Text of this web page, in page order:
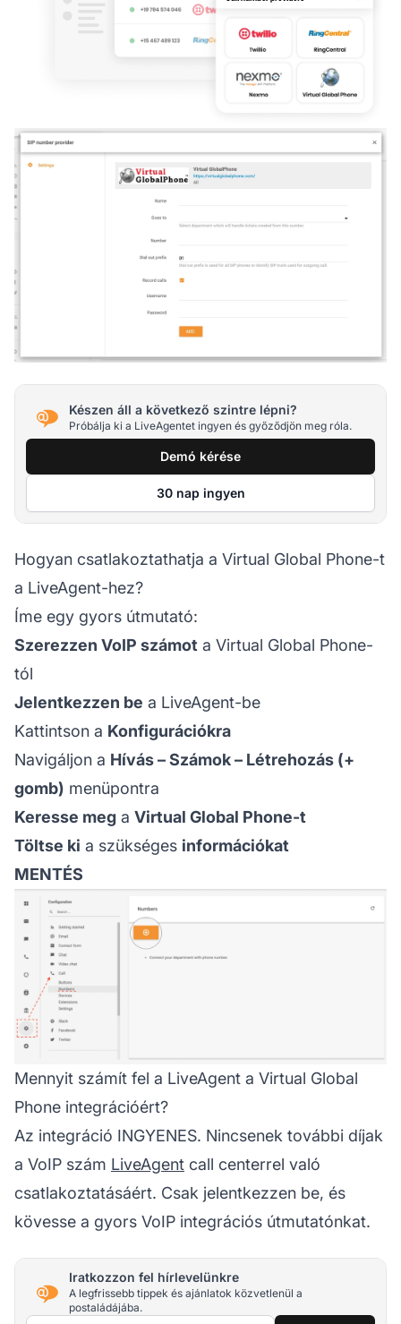
Készen áll a következő szintre lépni?
Próbálja ki a LiveAgentet ingyen és győződjön meg róla.
Demó kérése
30 nap ingyen
Hogyan csatlakoztathatja a Virtual Global Phone-t
a LiveAgent-hez?
Íme egy gyors útmutató:
Szerezzen VoIP számot a Virtual Global Phone-
tól
Jelentkezzen be a LiveAgent-be
Kattintson a Konfigurációkra
Navigáljon a Hívás – Számok – Létrehozás (+
gomb) menüpontra
Keresse meg a Virtual Global Phone-t
Töltse ki a szükséges információkat
MENTÉS
Mennyit számít fel a LiveAgent a Virtual Global
Phone integrációért?
Az integráció INGYENES. Nincsenek további díjak
a VoIP szám LiveAgent call centerrel való
csatlakoztatásáért. Csak jelentkezzen be, és
kövesse a gyors VoIP integrációs útmutatónkat.
Iratkozzon fel hírlevelünkre
A legfrissebb tippek és ajánlatok közvetlenül a
postaládájába.